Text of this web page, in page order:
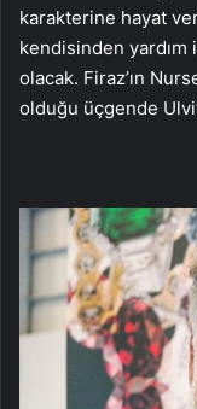
karakterine hayat
kendisinden
olacak. Firaz’ın
olduğu üçgende